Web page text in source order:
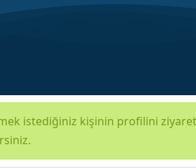
istediğiniz kişinin profilini